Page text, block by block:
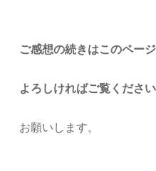
ご感想の続きはこのペー
よろしければご覧ください
お願いします。